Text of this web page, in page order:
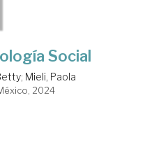
Social
; Mieli, Paola
2024